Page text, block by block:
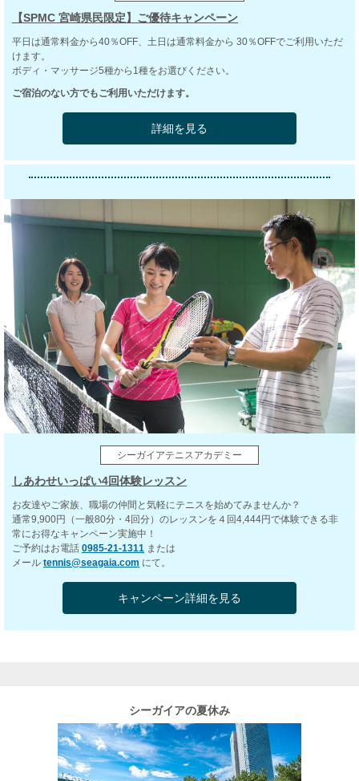
【SPMC 宮崎県民限定】ご優待キャンペーン
平日は通常料金から40％OFF、土日は通常料金から 30％OFFでご利用いただ
けます。
ボディ・マッサージ5種から1種をお選びください。
ご宿泊のない方でもご利用いただけます。
詳細を見る
シーガイアテニスアカデミー
しあわせいっぱい4回体験レッスン
お友達やご家族、職場の仲間と気軽にテニスを始めてみませんか？
通常9,900円（一般80分・4回分）のレッスンを４回4,444円で体験できる非
常にお得なキャンペーン実施中！
ご予約はお電話 0985-21-1311 または
メール tennis@seagaia.com にて。
キャンペーン詳細を見る
シーガイアの夏休み